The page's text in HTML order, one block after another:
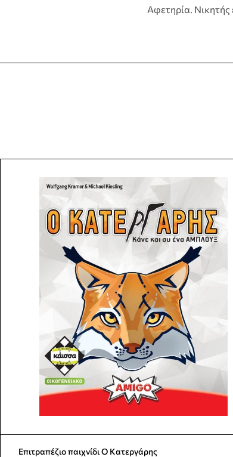
Αφετηρία. Νικητής
Επιτραπέζιο παιχνίδι Ο Κατεργάρης